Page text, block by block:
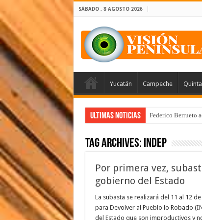
SÁBADO , 8 AGOSTO 2026
Yucatán Campeche
Ultimas Noticias Federico Berrueto
Tag Archives: Indep
Por primera vez,
gobierno del Estado
La subasta se realizará del 11 al 12
para Devolver al Pueblo lo Robado
del Estado que son improductivos y